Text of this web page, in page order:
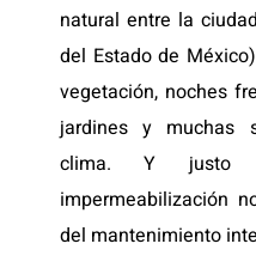
natural entre la
del Estado de
vegetación, noches
jardines y muchas
clima. Y
impermeabilización
del mantenimiento